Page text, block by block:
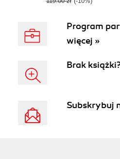
Program
więcej »
Brak
Subskrybuj